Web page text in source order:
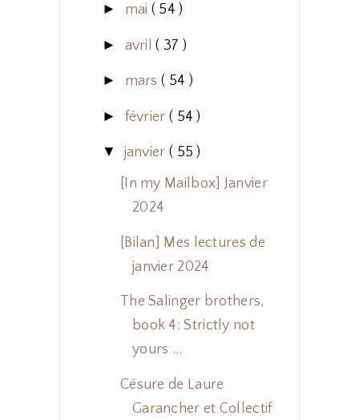
► mai ( 54 )
► avril( 37 )
► mars ( 54 )
► février ( 54 )
▼ janvier ( 55 )
[In my Mailbox] Janvier
2024
[Bilan] Mes lectures de
janvier 2024
The Salinger brothers,
book 4: Strictly not
yours ...
Césure de Laure
Garancher et Collectif